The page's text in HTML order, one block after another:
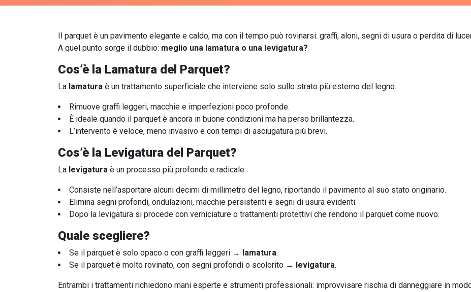
Il parquet è un pavimento elegante e caldo, ma con il tempo può rovinarsi: graffi, aloni, segni di usura o perdita di
A quel punto sorge il dubbio: meglio una lamatura o una levigatura?
Cos’è la Lamatura del Parquet?
La lamatura è un trattamento superficiale che interviene solo sullo strato più esterno del legno.
Rimuove graffi leggeri, macchie e imperfezioni poco profonde.
È ideale quando il parquet è ancora in buone condizioni ma ha perso brillantezza.
L’intervento è veloce, meno invasivo e con tempi di asciugatura più brevi.
Cos’è la Levigatura del Parquet?
La levigatura è un processo più profondo e radicale.
Consiste nell’asportare alcuni decimi di millimetro del legno, riportando il pavimento al suo stato originario.
Elimina segni profondi, ondulazioni, macchie persistenti e segni di usura evidenti.
Dopo la levigatura si procede con verniciature o trattamenti protettivi che rendono il parquet come nuovo.
Quale scegliere?
Se il parquet è solo opaco o con graffi leggeri → lamatura.
Se il parquet è molto rovinato, con segni profondi o scolorito → levigatura.
Entrambi i trattamenti richiedono mani esperte e strumenti professionali: improvvisare rischia di danneggiare in